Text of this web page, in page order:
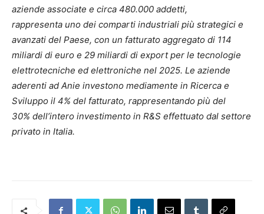
aziende associate e circa 480.000 addetti,
rappresenta uno dei comparti industriali più strategici e
avanzati del Paese, con un fatturato aggregato di 114
miliardi di euro e 29 miliardi di export per le tecnologie
elettrotecniche ed elettroniche nel 2025. Le aziende
aderenti ad Anie investono mediamente in Ricerca e
Sviluppo il 4% del fatturato, rappresentando più del
30% dell’intero investimento in R&S effettuato dal settore
privato in Italia.